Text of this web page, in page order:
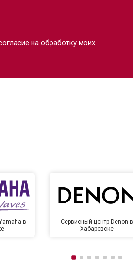
на обработку моих
в
Сервисный центр Denon в
Хабаровске